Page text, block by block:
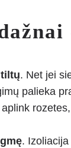
. Net jei
palieka
aplink
.